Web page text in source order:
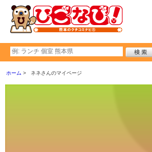
ホーム ネネさんのマイページ